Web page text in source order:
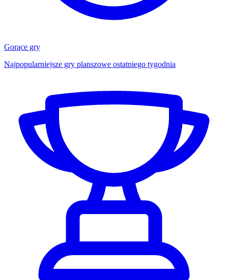
Gorące gry
Najpopularniejsze gry planszowe ostatniego tygodnia